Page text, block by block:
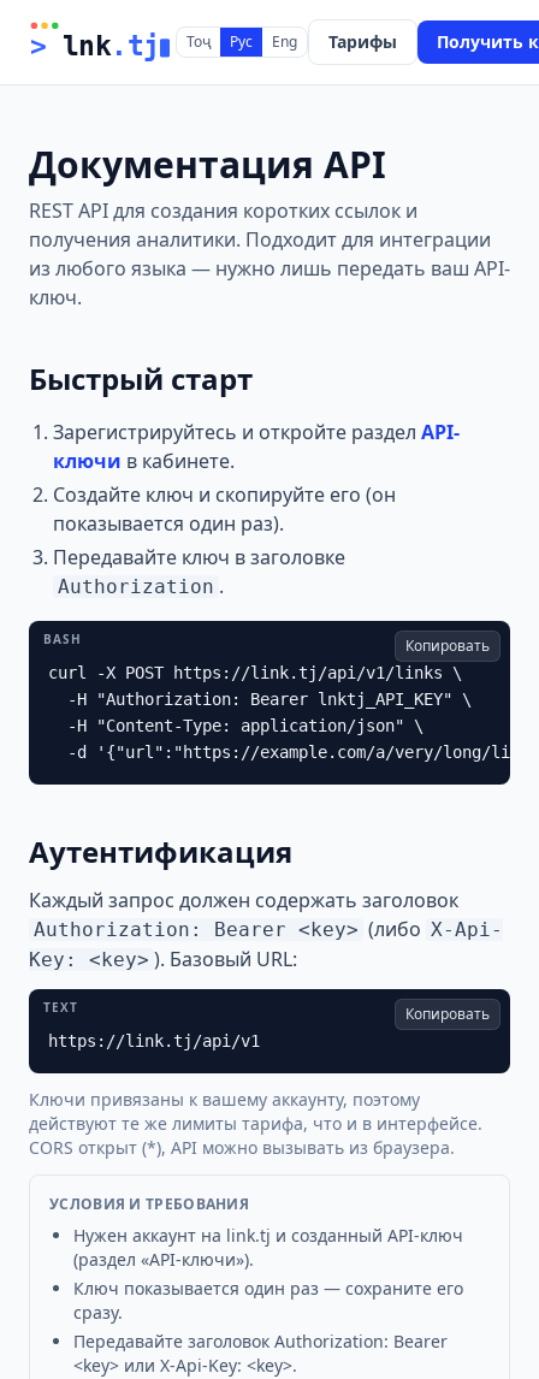
> lnk.tj Тоҷ Рус Eng Тарифы Получить
Документация API
REST API для создания коротких ссылок и
получения аналитики. Подходит для интеграции
из любого языка — нужно лишь передать ваш API-
ключ.
Быстрый старт
Зарегистрируйтесь и откройте раздел API-
ключи в кабинете.
Создайте ключ и скопируйте его (он
показывается один раз).
Передавайте ключ в заголовке
Authorization .
BASH Копировать
curl -X POST https://link.tj/api/v1/links \
  -H "Authorization: Bearer lnktj_API_KEY" \
  -H "Content-Type: application/json" \
-d '{"url":"https://example.com/a/very/long/
Аутентификация
Каждый запрос должен содержать заголовок
Authorization: Bearer <key> (либо X-Api-
Key: <key> ). Базовый URL:
TEXT Копировать
https://link.tj/api/v1
Ключи привязаны к вашему аккаунту, поэтому
действуют те же лимиты тарифа, что и в интерфейсе.
CORS открыт (*), API можно вызывать из браузера.
УСЛОВИЯ И ТРЕБОВАНИЯ
Нужен аккаунт на link.tj и созданный API-ключ
(раздел «API-ключи»).
Ключ показывается один раз — сохраните его
сразу.
Передавайте заголовок Authorization: Bearer
<key> или X-Api-Key: <key>.